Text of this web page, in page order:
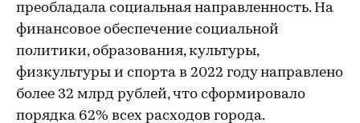
преобладала социальная направленность. На
финансовое обеспечение социальной
политики, образования, культуры,
физкультуры и спорта в 2022 году направлено
более 32 млрд рублей, что сформировало
порядка 62% всех расходов города.